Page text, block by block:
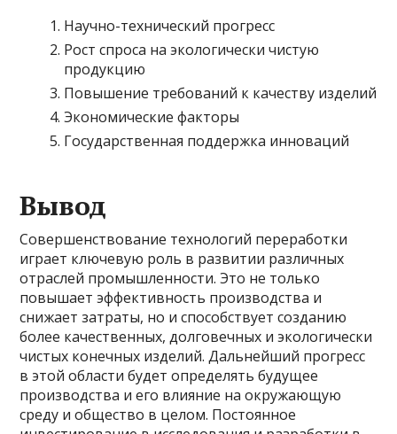
Научно-технический прогресс
Рост спроса на экологически чистую
продукцию
Повышение требований к качеству изделий
Экономические факторы
Государственная поддержка инноваций
Вывод
Совершенствование технологий переработки
играет ключевую роль в развитии различных
отраслей промышленности. Это не только
повышает эффективность производства и
снижает затраты, но и способствует созданию
более качественных, долговечных и экологически
чистых конечных изделий. Дальнейший прогресс
в этой области будет определять будущее
производства и его влияние на окружающую
среду и общество в целом. Постоянное